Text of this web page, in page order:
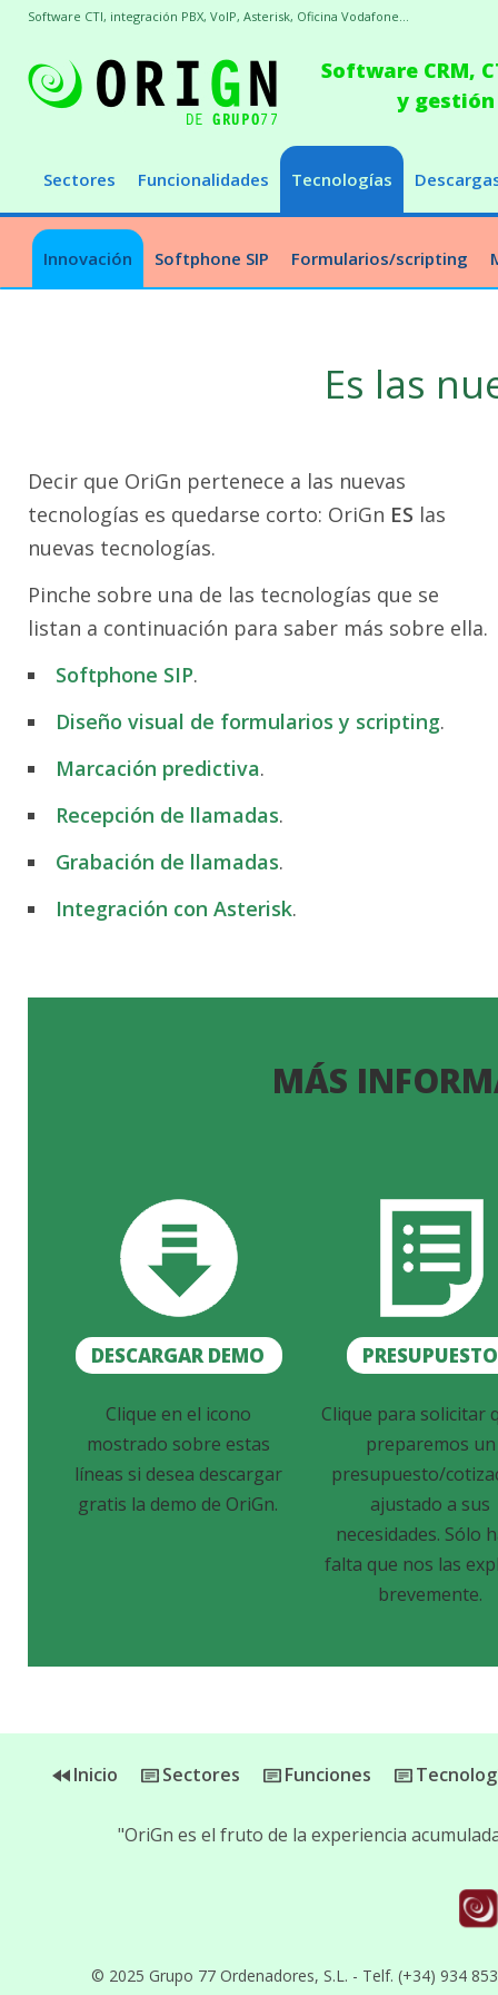
Software CRM,
y
Sectores Funcionalidades Tecnologías
Innovación Softphone SIP Formularios/scripting
Software CTI, integración PBX, VoIP, Asterisk, Oficina Vodafone...
Es las
Decir que OriGn pertenece a las nuevas
tecnologías es quedarse corto: OriGn ES las
nuevas tecnologías.
Pinche sobre una de las tecnologías que se
listan a continuación para saber más sobre ella.
Softphone SIP.
Diseño visual de formularios y scripting.
Marcación predictiva.
Recepción de llamadas.
Grabación de llamadas.
Integración con Asterisk.
MÁS
DESCARGAR DEMO PRESUPUESTO
Clique en el icono
mostrado sobre estas
líneas si desea descargar
gratis la demo de OriGn.
Clique para solicitar
preparemos un
presupuesto/
ajustado a sus
necesidades. Sólo
falta que nos las
brevemente.
Inicio Sectores Funciones
© 2025 Grupo 77 Ordenadores, S.L. - Telf. (+34) 934
"OriGn es el fruto de la experiencia